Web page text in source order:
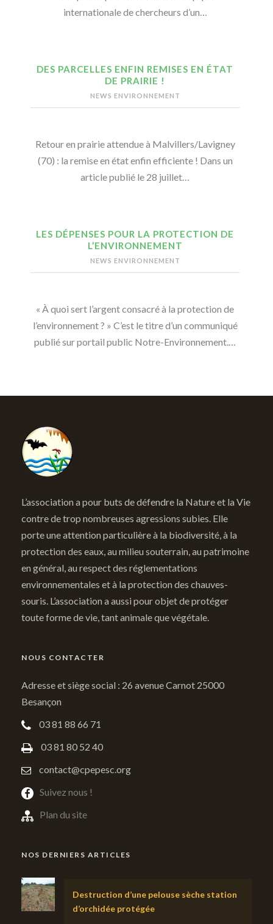
internationale de chercheurs d’un…
DES PARCELLES ENFIN REMISES EN ÉTAT
DE PRAIRIE !
NEWS ENVIRONNEMENT
Retour en prairie attendue à Malvillers/Lavigney
(70) : la remise en état enfin efficiente ! Dans un
article publié le 28 juillet…
LES DÉPENSES POUR LA PROTECTION DE
L’ENVIRONNEMENT
NEWS ENVIRONNEMENT
« À quoi sert l’argent consacré à la protection de
l’environnement ? » C’est le titre d’un communiqué
publié sur portail public Notre-Environnement.…
L’association a pour buts de défendre la Nature et la Vie
contre de trop nombreuses agressions subies. Elle
porte une attention particulière à la biodiversité, à la
protection des eaux, au milieu souterrain, au patrimoine
en général, au respect des réglementations
environnementales et à la protection des chauves-
souris. L’association a aussi pour objet de protéger
toute forme de vie, tant animale que végétale.
NOUS CONTACTER
Adresse et siège social : 26 avenue Carnot 25000
Besançon
03 81 88 66 71
03 81 80 52 40
contact@cpepesc.org
Suivez nous !
Plan du site
NOS DERNIERS ARTICLES
Destruction d’une pelouse sèche station
d’orchidée protégée